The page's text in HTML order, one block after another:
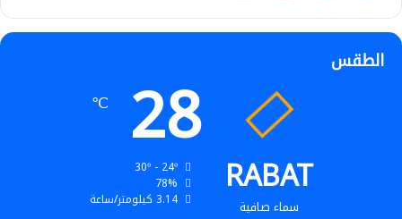
الطقس
RABAT
سماء صافية
28
℃
30º - 24º
78%
3.14 كيلومتر/ساعة